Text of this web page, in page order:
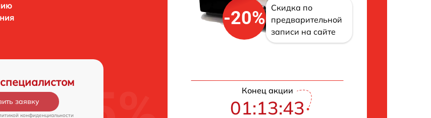
заявку
конфиденциальности
-20%
Скидка по
предварительной
записи на сайте
Конец акции
01:13:42